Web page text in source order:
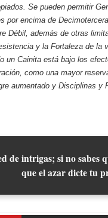
Se pueden permitir
por encima de
Débil, además de otras
y la Fortaleza de la
un Cainita está bajo los
como una mayor
aumentado y Disciplinas y
de intrigas; si no sabes
que el azar dicte tu